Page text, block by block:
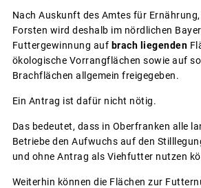
Nach Auskunft des Amtes für
Forsten wird deshalb im nördlichen
Futtergewinnung auf brach liegenden
ökologische Vorrangflächen sowie auf
Brachflächen allgemein freigegeben.
Ein Antrag ist dafür nicht nötig.
Das bedeutet, dass in Oberfranken alle
Betriebe den Aufwuchs auf den
und ohne Antrag als Viehfutter nutzen
Weiterhin können die Flächen zur